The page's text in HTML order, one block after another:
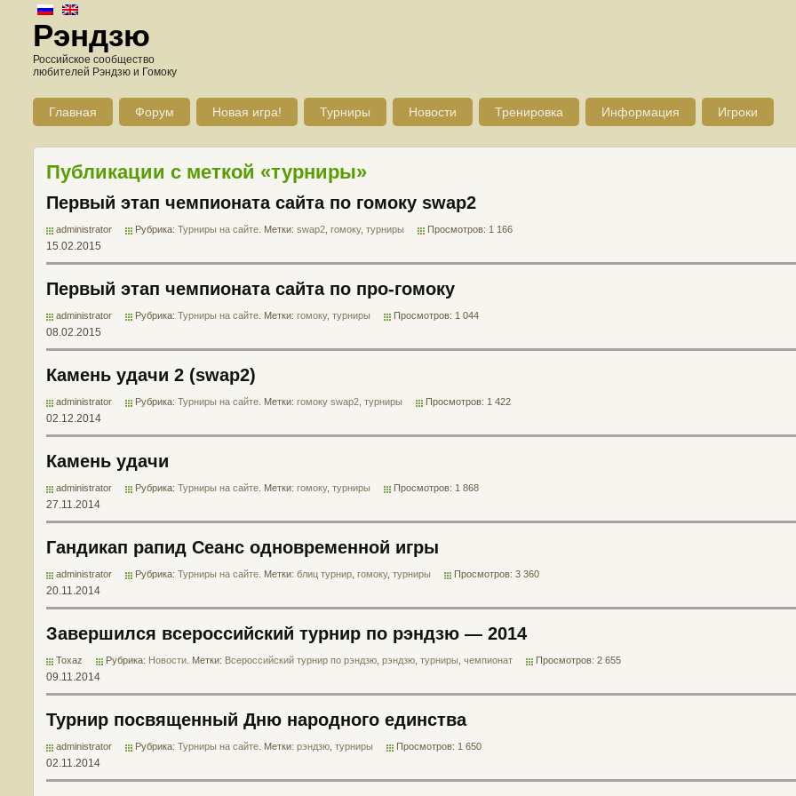
Рэндзю
Российское сообщество
любителей Рэндзю и Гомоку
Главная Форум Новая игра! Турниры Новости Тренировка Информация Игроки
Публикации с меткой «турниры»
Первый этап чемпионата сайта по гомоку swap2
administrator Рубрика: Турниры на сайте . Метки: swap2 гомоку, турниры Просмотров: 1 166
15.02.2015
Первый этап чемпионата сайта по про-гомоку
administrator Рубрика: Турниры на сайте . Метки: гомоку, турниры Просмотров: 1 044
08.02.2015
Камень удачи 2 (swap2)
administrator Рубрика: Турниры на сайте . Метки: гомоку swap2 турниры Просмотров: 1 422
02.12.2014
Камень удачи
administrator Рубрика: Турниры на сайте . Метки: гомоку, турниры Просмотров: 1 868
27.11.2014
Гандикап рапид Сеанс одновременной игры
administrator Рубрика: Турниры на сайте . Метки: блиц турнир гомоку, турниры Просмотров: 3 360
20.11.2014
Завершился всероссийский турнир по рэндзю — 2014
Toxaz Рубрика: Новости . Метки: Всероссийский турнир по рэндзю рэндзю турниры чемпионат Просмотров: 2 655
09.11.2014
Турнир посвященный Дню народного единства
administrator Рубрика: Турниры на сайте . Метки: рэндзю турниры Просмотров: 1 650
02.11.2014